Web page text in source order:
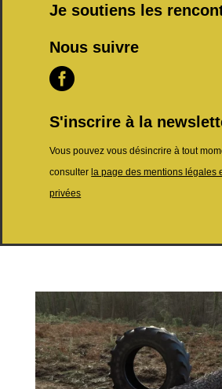
Je soutiens les
Nous suivre

S'inscrire à la
Vous pouvez vous désincrire à tout
consulterla page des mentions légales
privées